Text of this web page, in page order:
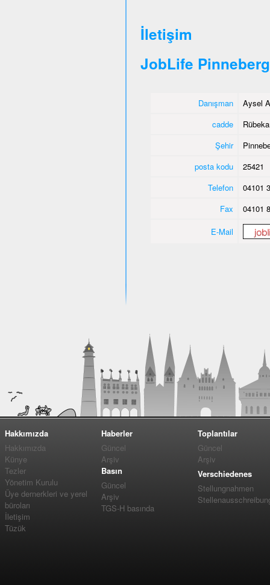
İletişim
JobLife Pinneberg
Danışman
Aysel
cadde
Şehir
posta kodu
25421
Telefon
04101
Fax
04101
E-Mail
Hakkımızda
Hakkımızda
Künye
Tezler
Yönetim Kurulu
Üye dernerkleri ve yerel
büroları
İletişim
Tüzük
Haberler
Güncel
Arşiv
Basın
Güncel
Arşiv
TGS-H basında
Toplantılar
Güncel
Arşiv
Verschiedenes
Stellungnahmen